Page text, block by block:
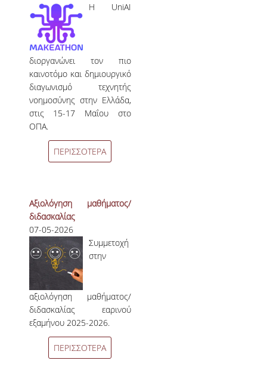
Η UniAI
διοργανώνει τον πιο
καινοτόμο και δημιουργικό
διαγωνισμό τεχνητής
νοημοσύνης στην Ελλάδα,
στις 15-17 Μαΐου στο
ΟΠΑ.
ΠΕΡΙΣΣΟΤΕΡΑ
Αξιολόγηση μαθήματος/
διδασκαλίας
07-05-2026
Συμμετοχή
στην
αξιολόγηση μαθήματος/
διδασκαλίας εαρινού
εξαμήνου 2025-2026.
ΠΕΡΙΣΣΟΤΕΡΑ